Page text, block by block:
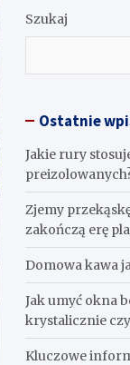
Szukaj
Ostatnie
Jakie rury
Zjemy
zakończą erę
​Domowa kawa
Jak umyć okna
krystalicznie
Kluczowe